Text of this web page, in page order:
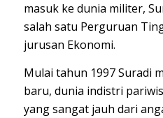
masuk ke dunia militer,
salah satu Perguruan
jurusan Ekonomi.
Mulai tahun 1997 Suradi
baru, dunia indistri
yang sangat jauh dari